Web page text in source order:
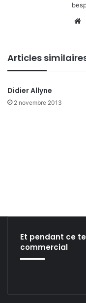
Articles
Didier Allyne
2 novembre 2013
Et pendant ce
commercial